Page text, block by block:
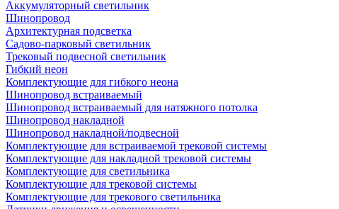
Аккумуляторный светильник
Шинопровод
Архитектурная подсветка
Садово-парковый светильник
Трековый подвесной светильник
Гибкий неон
Комплектующие для гибкого неона
Шинопровод встраиваемый
Шинопровод встраиваемый для натяжного потолка
Шинопровод накладной
Шинопровод накладной/подвесной
Комплектующие для встраиваемой трековой системы
Комплектующие для накладной трековой системы
Комплектующие для светильника
Комплектующие для трековой системы
Комплектующие для трекового светильника